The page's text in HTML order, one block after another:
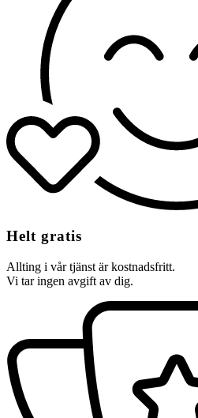
Helt gratis
Allting i vår tjänst är kostnadsfritt.
Vi tar ingen avgift av dig.